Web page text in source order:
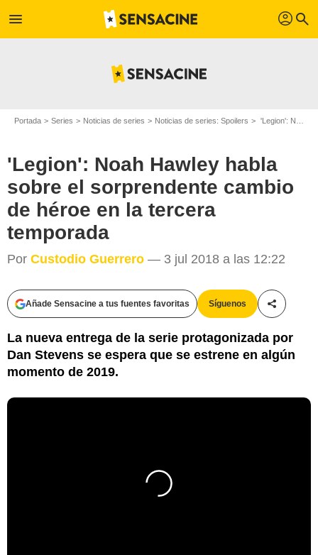
menu profil search
Portada Series Noticias de series Noticias de series: Spoilers 'Legion': Noah Hawley habla sobre el sorprendente cambio de héroe en la tercera temporada
'Legion': Noah Hawley habla
sobre el sorprendente cambio
de héroe en la tercera
temporada
Por Custodio Guerrero — 3 jul 2018 a las 12:22
Añade Sensacine a tus fuentes favoritas Síguenos
La nueva entrega de la serie protagonizada por
Dan Stevens se espera que se estrene en algún
momento de 2019.